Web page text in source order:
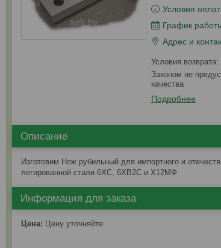
Условия
График
Адрес и
Законом не предусмотрен возврат и обмен данного товара надлежащего
качества
Подробнее
Описание
Изготовим Нож рубильный для импортного и
легированной стали 6ХС, 6ХВ2С и Х12МФ
Информация для заказа
Цена: Цену уточняйте